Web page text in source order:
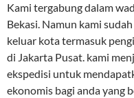
Kami tergabung dalam
Bekasi. Namun kami
keluar kota termasuk
di Jakarta Pusat. kami
ekspedisi untuk
ekonomis bagi anda yang